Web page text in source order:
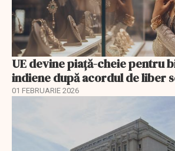
UE devine piață-cheie pentru
indiene după acordul de liber
01 FEBRUARIE 2026